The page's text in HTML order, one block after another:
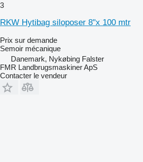
3
RKW Hytibag siloposer 8"x 100 mtr
Prix sur demande
Semoir mécanique
Danemark, Nykøbing Falster
FMR Landbrugsmaskiner ApS
Contacter le vendeur